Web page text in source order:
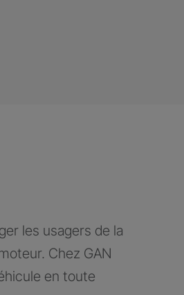
les usagers de la
Chez GAN
en toute